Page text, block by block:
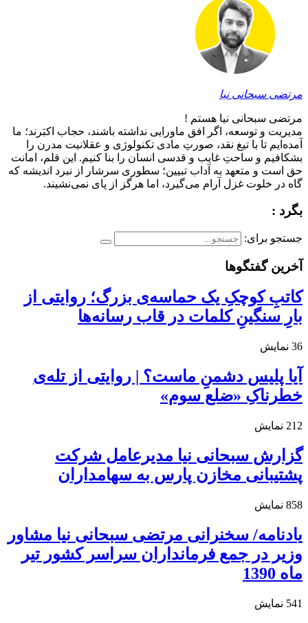
مرتضی سبحانی نیا
مرتضی سبحانی نیا هستم !
مدیریت و توسعه، اگر افق ماورایی نداشته باشند، حجاب اکبَرند؛ ما
آمده‌ایم تا با تیغ نقد، صورتِ مادی تکنولوژی و عقلانیت مدرن را
بشکافیم و ساحتِ غایب و قدسی انسان را بنا کنیم. این قلم، امانت
حق است و متعهد به آداب تبیین؛ سطوری سرشار از نبرد اندیشه که
گاه در خلوت غزل آرام می‌گیرد، اما هرگز از پای نمی‌نشیند.
بگرد :
جستجو برای:
آخرین گفتگوها
کاتبِ کوچکِ یک حماسه‌ی بزرگ؛ روایتی از
بارِ سنگینِ کلمات در قاب رسانه‌ها
36 نمایش
آیا پلیس دشمنِ ماست؟ | روایتی از تله‌ی
خطرناکِ «ضلع سوم»
212 نمایش
گزارش سبحانی نیا مدیرعامل شرکت
پشتیبانی مخازن پارس به سهامداران
858 نمایش
یادنامه/ سخنرانی مرتضی سبحانی نیا مشاور
وزیر در جمع فرمانداران سراسر کشور تیر
ماه 1390
541 نمایش